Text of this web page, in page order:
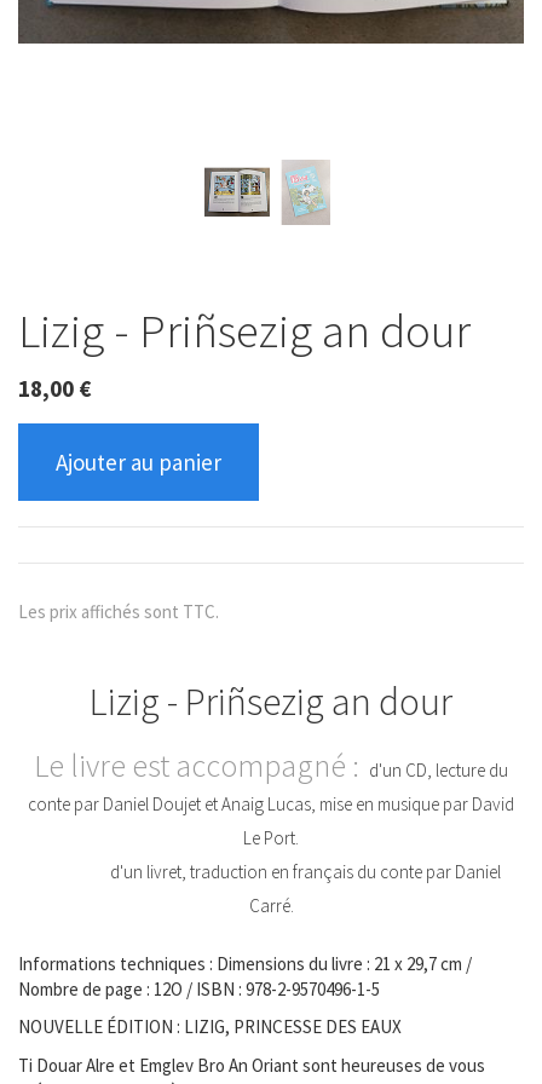
Lizig - Priñsezig an dour
18,00 €
Ajouter au panier
Les prix affichés sont TTC.
Lizig - Priñsezig an dour
Le livre est accompagné : d'un CD, lecture du
conte par Daniel Doujet et Anaig Lucas, mise en musique par David
Le Port.
d'un livret, traduction en français du conte par Daniel
Carré.
Informations techniques : Dimensions du livre : 21 x 29,7 cm /
Nombre de page : 12O / ISBN : 978-2-9570496-1-5
NOUVELLE ÉDITION : LIZIG, PRINCESSE DES EAUX
Ti Douar Alre et Emglev Bro An Oriant sont heureuses de vous